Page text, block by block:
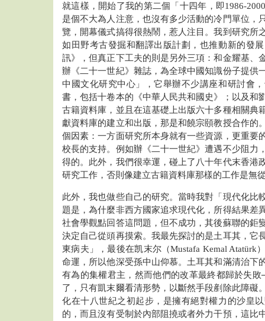
就這樣，開始了我的第二個「十四年，即1986-
是個不大為人注意，也沒有多少活動的冷門單位，
覽，開幕儀式搞得很熱鬧，惹人注目。我到研究所
如田野考古發掘和翻譯出版計劃，也推動新的發
訊》，但真正下工夫的則是另外三項：和金耀基、
辦《二十一世紀》雜誌，為全球中國知識份子提供
中國文化研究中心」，它舉辦不少講座和研討會
書，包括十卷本的《中華人民共和國史》；以及和
古籍資料庫，並且在這基礎上出版六十多種相關典
獻資料庫的建立和出版，那是和饒宗頤教授合作的
個因素：一方面研究所本身就有一些資源，更重要
校長的支持。例如辦《二十一世紀》遭遇不少阻力
得的。此外，我們很幸運，碰上了八十年代末香港
研究工作，否則像建立古籍資料庫那樣的工作是無
此外，我也做些自己的研究。當時我對「現代化比
題是，為什麼非西方國家追求現代化，所得結果差
社會學觀點回答這問題，但不成功，其後蘇聯的鉅
決定自己從頭再摸索。我最先探討的是土耳其，它
東病夫」，最後在凯末尔（Mustafa Kemal Atatürk
命運，所以他深受孫中山仰慕。土耳其和滿清治下
有為的集權君主，然而他們的改革最終都歸於失
了，只有凱末爾看清形勢，以斷然手段剷除此障礙
化在十八世紀之初起步，是擁有絕對權力的沙皇
的，而且沒有受制於內部阻撓或者外力干預，這比